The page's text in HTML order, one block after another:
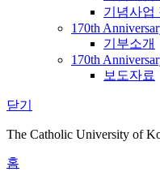
기념사업
170th
기부소개
170th
보도자료
닫기
The Catholic University of
홈